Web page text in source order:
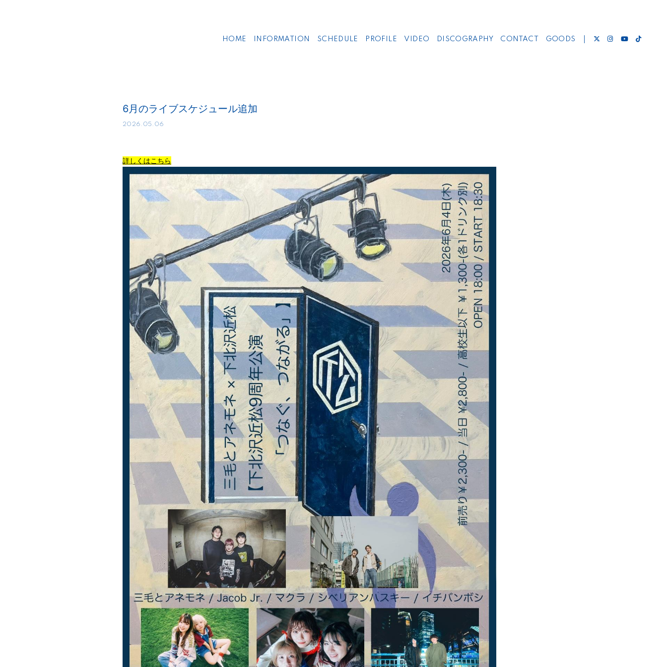
HOME INFORMATION SCHEDULE PROFILE VIDEO DISCOGRAPHY CONTACT GOODS
6月のライブスケジュール追加
2026.05.06
詳しくはこちら